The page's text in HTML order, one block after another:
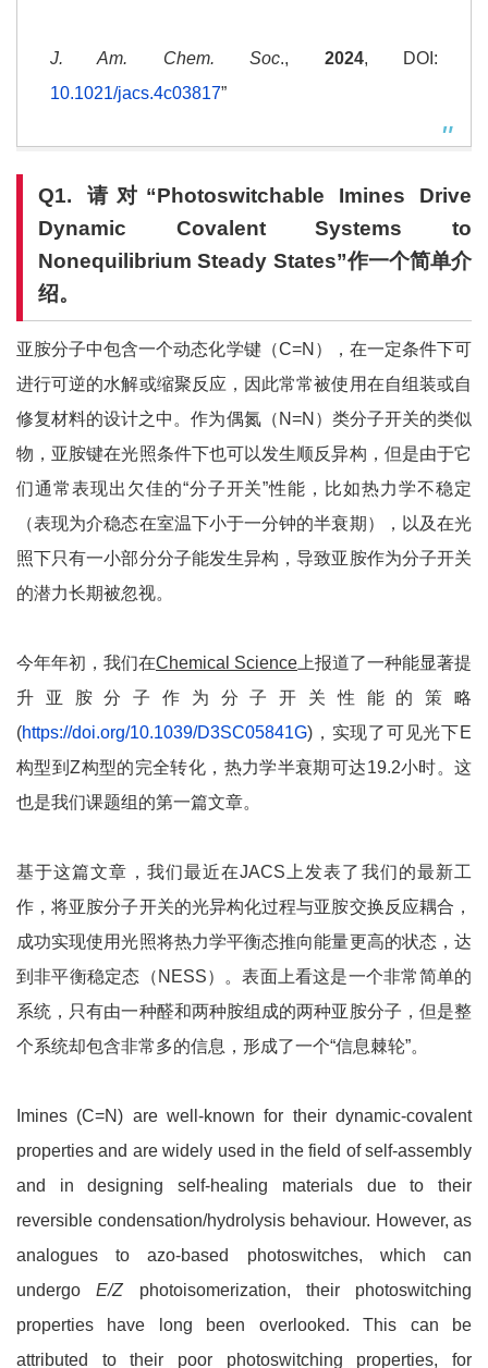
J. Am. Chem. Soc., 2024, DOI:
10.1021/jacs.4c03817”
Q1. 请对“Photoswitchable Imines Drive
Dynamic Covalent Systems to
Nonequilibrium Steady States”作一个简单介
绍。
亚胺分子中包含一个动态化学键（C=N），在一定条件下可
进行可逆的水解或缩聚反应，因此常常被使用在自组装或自
修复材料的设计之中。作为偶氮（N=N）类分子开关的类似
物，亚胺键在光照条件下也可以发生顺反异构，但是由于它
们通常表现出欠佳的“分子开关”性能，比如热力学不稳定
（表现为介稳态在室温下小于一分钟的半衰期），以及在光
照下只有一小部分分子能发生异构，导致亚胺作为分子开关
的潜力长期被忽视。
今年年初，我们在Chemical Science 上报道了一种能显著提
升亚胺分子作为分子开关性能的策略
(https://doi.org/10.1039/D3SC05841G)，实现了可见光下E
构型到Z构型的完全转化，热力学半衰期可达19.2小时。这
也是我们课题组的第一篇文章。
基于这篇文章，我们最近在JACS上发表了我们的最新工
作，将亚胺分子开关的光异构化过程与亚胺交换反应耦合，
成功实现使用光照将热力学平衡态推向能量更高的状态，达
到非平衡稳定态（NESS）。表面上看这是一个非常简单的
系统，只有由一种醛和两种胺组成的两种亚胺分子，但是整
个系统却包含非常多的信息，形成了一个“信息棘轮”。
Imines (C=N) are well-known for their dynamic-covalent
properties and are widely used in the field of self-assembly
and in designing self-healing materials due to their
reversible condensation/hydrolysis behaviour. However, as
analogues to azo-based photoswitches, which can
undergoE/Zphotoisomerization, their photoswitching
properties have long been overlooked. This can be
attributed to their poor photoswitching properties, for